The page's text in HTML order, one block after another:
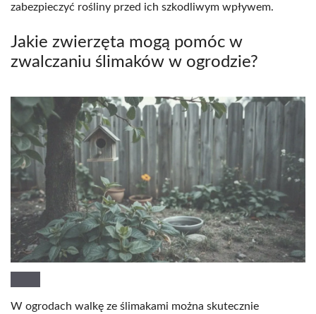
zabezpieczyć rośliny przed ich szkodliwym wpływem.
Jakie zwierzęta mogą pomóc w
zwalczaniu ślimaków w ogrodzie?
W ogrodach walkę ze ślimakami można skutecznie